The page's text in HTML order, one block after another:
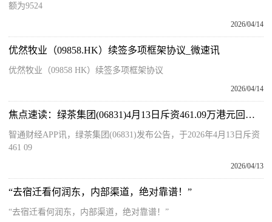
额为9524
2026/04/14
优然牧业（09858.HK）续签多项框架协议_微速讯
优然牧业（09858 HK）续签多项框架协议
2026/04/14
焦点速读：绿茶集团(06831)4月13日斥资461.09万港元回购54.96万股
智通财经APP讯，绿茶集团(06831)发布公告，于2026年4月13日斥资
461 09
2026/04/13
“去宿迁看何润东，内部渠道，绝对靠谱！”
“去宿迁看何润东，内部渠道，绝对靠谱！”